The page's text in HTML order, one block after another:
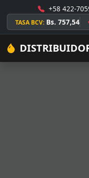
+58 422-
TASA BCV: Bs. 757,54